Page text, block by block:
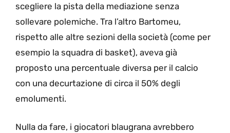
scegliere la pista della mediazione senza
sollevare polemiche. Tra l’altro Bartomeu,
rispetto alle altre sezioni della società (come per
esempio la squadra di basket), aveva già
proposto una percentuale diversa per il calcio
con una decurtazione di circa il 50% degli
emolumenti.
Nulla da fare, i giocatori blaugrana avrebbero